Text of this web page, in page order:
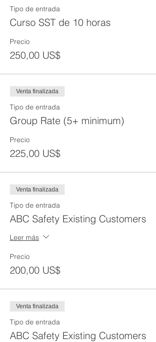
Tipo de entrada
Curso SST de 10 horas
Precio
250,00 US$
Venta finalizada
Tipo de entrada
Group Rate (5+ minimum)
Precio
225,00 US$
Venta finalizada
Tipo de entrada
ABC Safety Existing Customers
Leer más
Precio
200,00 US$
Venta finalizada
Tipo de entrada
ABC Safety Existing Customers